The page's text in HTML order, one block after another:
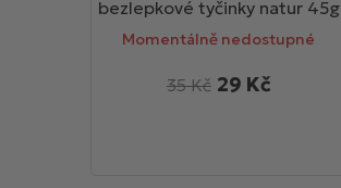
bezlepkové tyčinky natur 45g
Momentálně nedostupné
29 Kč
35 Kč